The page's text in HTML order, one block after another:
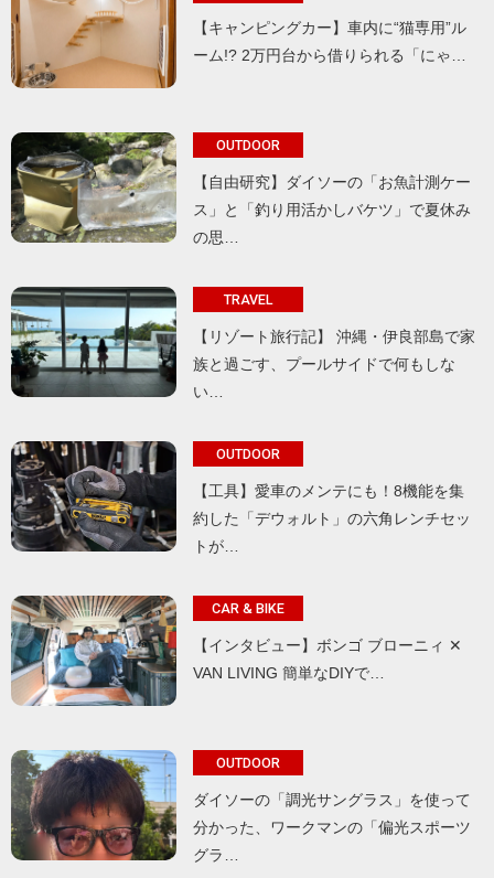
【キャンピングカー】車内に“猫専用”ル
ーム!? 2万円台から借りられる「にゃ…
OUTDOOR
【自由研究】ダイソーの「お魚計測ケー
ス」と「釣り用活かしバケツ」で夏休み
の思…
TRAVEL
【リゾート旅行記】 沖縄・伊良部島で家
族と過ごす、プールサイドで何もしな
い…
OUTDOOR
【工具】愛車のメンテにも！8機能を集
約した「デウォルト」の六角レンチセッ
トが…
CAR & BIKE
【インタビュー】ボンゴ ブローニィ ✕
VAN LIVING 簡単なDIYで…
OUTDOOR
ダイソーの「調光サングラス」を使って
分かった、ワークマンの「偏光スポーツ
グラ…